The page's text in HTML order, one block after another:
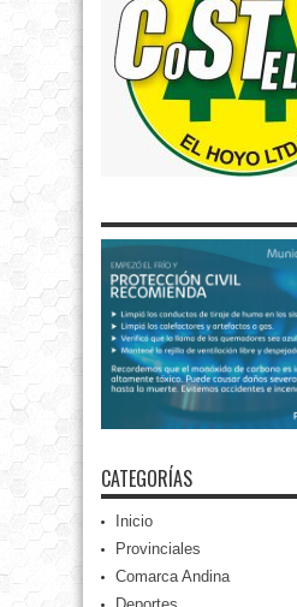
CATEGORÍAS
Inicio
Provinciales
Comarca Andina